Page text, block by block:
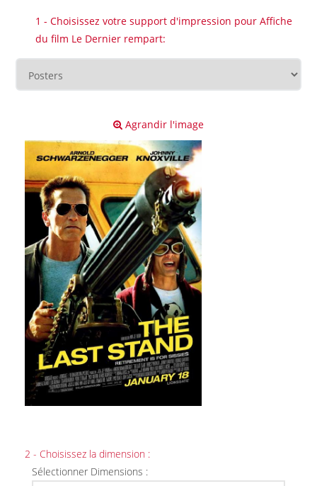
1 - Choisissez votre support d'impression pour Affiche
du film Le Dernier rempart:
Agrandir l'image
2 - Choisissez la dimension :
Sélectionner Dimensions :